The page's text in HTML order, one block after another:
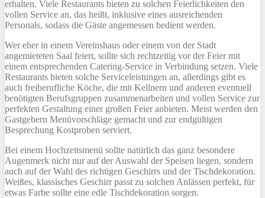
erhalten. Viele Restaurants bieten zu solchen Feierlichkeiten den
vollen Service an, das heißt, inklusive eines ausreichenden
Personals, sodass die Gäste angemessen bedient werden.
Wer eher in einem Vereinshaus oder einem von der Stadt
angemieteten Saal feiert, sollte sich rechtzeitig vor der Feier mit
einem entsprechenden Catering-Service in Verbindung setzen. Viele
Restaurants bieten solche Serviceleistungen an, allerdings gibt es
auch freiberufliche Köche, die mit Kellnern und anderen eventuell
benötigten Berufsgruppen zusammenarbeiten und vollen Service zur
perfekten Gestaltung einer großen Feier anbieten. Meist werden den
Gastgebern Menüvorschläge gemacht und zur endgültigen
Besprechung Kostproben serviert.
Bei einem Hochzeitsmenü sollte natürlich das ganz besondere
Augenmerk nicht nur auf der Auswahl der Speisen liegen, sondern
auch auf der Wahl des richtigen Geschirrs und der Tischdekoration.
Weißes, klassisches Geschirr passt zu solchen Anlässen perfekt, für
etwas Farbe sollte eine edle Tischdekoration sorgen.